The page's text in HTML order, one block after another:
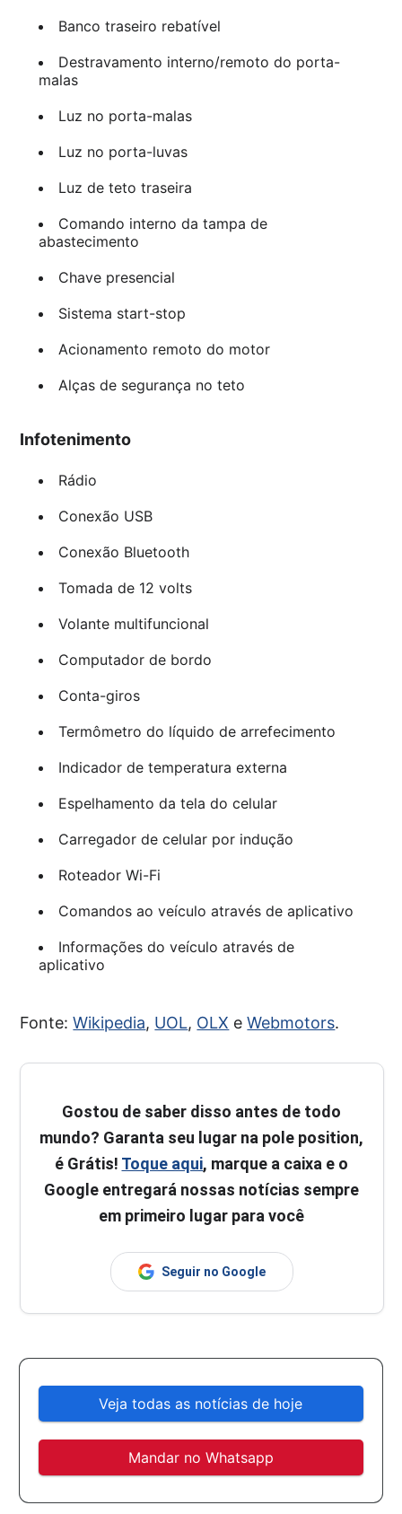
Banco traseiro rebatível
Destravamento interno/remoto do porta-
malas
Luz no porta-malas
Luz no porta-luvas
Luz de teto traseira
Comando interno da tampa de
abastecimento
Chave presencial
Sistema start-stop
Acionamento remoto do motor
Alças de segurança no teto
Infotenimento
Rádio
Conexão USB
Conexão Bluetooth
Tomada de 12 volts
Volante multifuncional
Computador de bordo
Conta-giros
Termômetro do líquido de arrefecimento
Indicador de temperatura externa
Espelhamento da tela do celular
Carregador de celular por indução
Roteador Wi-Fi
Comandos ao veículo através de aplicativo
Informações do veículo através de
aplicativo
Fonte:Wikipedia, UOL, OLX eWebmotors.
Gostou de saber disso antes de todo
mundo? Garanta seu lugar na pole position,
é Grátis! Toque aqui, marque a caixa e o
Google entregará nossas notícias sempre
em primeiro lugar para você
Seguir no Google
Veja todas as notícias de hoje
Mandar no Whatsapp